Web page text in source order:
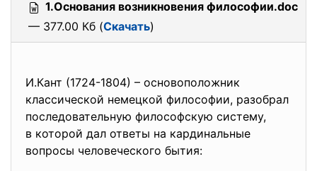
1.Основания возникновения философии.doc
— 377.00 Кб (Скачать)
И.Кант (1724-1804) – основоположник
классической немецкой философии, разобрал
последовательную философскую систему,
в которой дал ответы на кардинальные
вопросы человеческого бытия: